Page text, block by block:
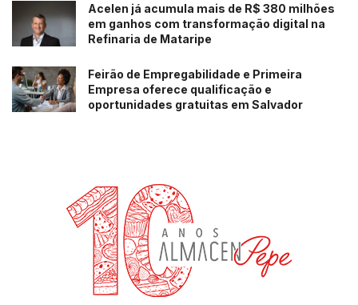
Acelen já acumula mais de R$ 380 milhões
em ganhos com transformação digital na
Refinaria de Mataripe
Feirão de Empregabilidade e Primeira
Empresa oferece qualificação e
oportunidades gratuitas em Salvador